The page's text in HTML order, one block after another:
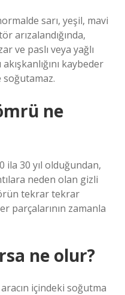
sarı, yeşil, mavi
arızalandığında,
ve paslı veya yağlı
kaybeder
ne
ila 30 yıl olduğundan,
neden olan gizli
tekrar tekrar
parçalarının zamanla
ne olur?
içindeki soğutma